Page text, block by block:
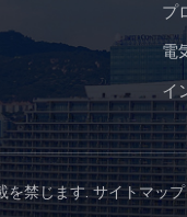
プ
電
イ
を禁じます.サイトマップ